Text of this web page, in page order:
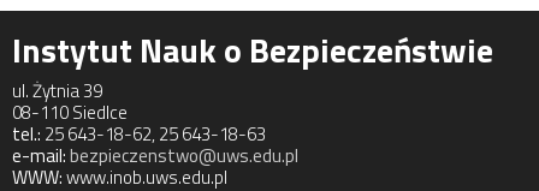
Instytut Nauk o Bezpieczeństwie
ul. Żytnia 39
08-110 Siedlce
tel.: 25 643-18-62, 25 643-18-63
e-mail:bezpieczenstwo@uws.edu.pl
WWW:www.inob.uws.edu.pl